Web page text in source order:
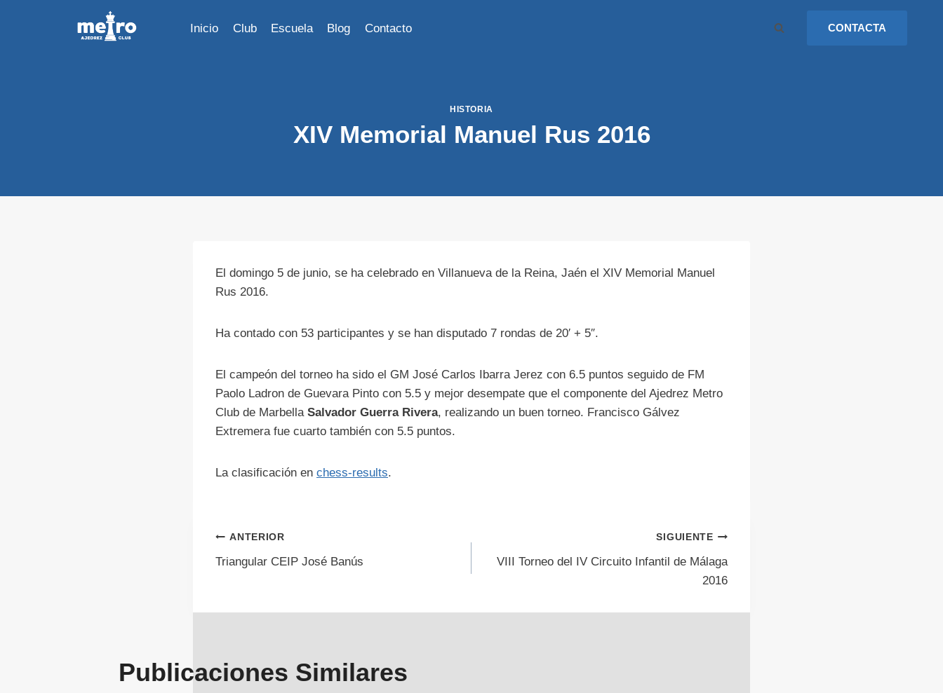
Inicio Club Escuela Blog Contacto CONTACTA
HISTORIA
XIV Memorial Manuel Rus 2016
El domingo 5 de junio, se ha celebrado en Villanueva de la Reina, Jaén el XIV Memorial Manuel
Rus 2016.
Ha contado con 53 participantes y se han disputado 7 rondas de 20′ + 5″.
El campeón del torneo ha sido el GM José Carlos Ibarra Jerez con 6.5 puntos seguido de FM
Paolo Ladron de Guevara Pinto con 5.5 y mejor desempate que el componente del Ajedrez Metro
Club de Marbella Salvador Guerra Rivera, realizando un buen torneo. Francisco Gálvez
Extremera fue cuarto también con 5.5 puntos.
La clasificación en chess-results.
Navegación
entradas
ANTERIOR
Triangular CEIP José Banús
SIGUIENTE
VIII Torneo del IV Circuito Infantil de Málaga
2016
Publicaciones Similares